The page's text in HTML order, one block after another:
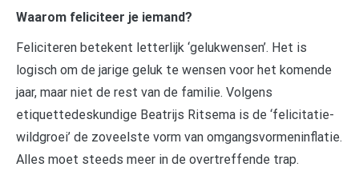
Waarom feliciteer je iemand?
Feliciteren betekent letterlijk ‘gelukwensen’. Het is
logisch om de jarige geluk te wensen voor het komende
jaar, maar niet de rest van de familie. Volgens
etiquettedeskundige Beatrijs Ritsema is de ‘felicitatie-
wildgroei’ de zoveelste vorm van omgangsvormeninflatie.
Alles moet steeds meer in de overtreffende trap.